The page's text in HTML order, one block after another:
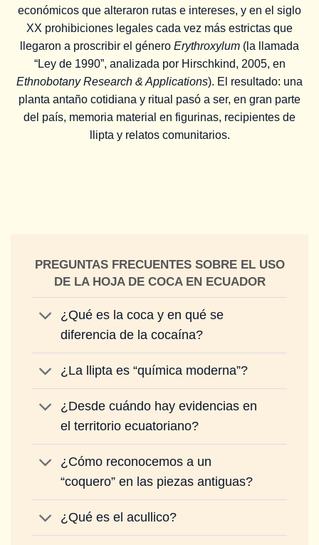
económicos que alteraron rutas e intereses, y en el siglo
XX prohibiciones legales cada vez más estrictas que
llegaron a proscribir el género Erythroxylum (la llamada
“Ley de 1990”, analizada por Hirschkind, 2005, en
Ethnobotany Research & Applications). El resultado: una
planta antaño cotidiana y ritual pasó a ser, en gran parte
del país, memoria material en figurinas, recipientes de
llipta y relatos comunitarios.
PREGUNTAS FRECUENTES SOBRE EL USO
DE LA HOJA DE COCA EN ECUADOR
¿Qué es la coca y en qué se
diferencia de la cocaína?
¿La llipta es “química moderna”?
¿Desde cuándo hay evidencias en
el territorio ecuatoriano?
¿Cómo reconocemos a un
“coquero” en las piezas antiguas?
¿Qué es el acullico?